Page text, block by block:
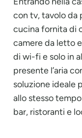
con tv, tavolo da
cucina fornita di
camere da letto
di wi-fi e solo in
presente l’aria
soluzione ideale
allo stesso
bar, ristoranti e